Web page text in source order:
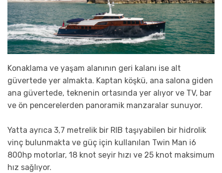
Konaklama ve yaşam alanının geri kalanı ise alt
güvertede yer almakta. Kaptan köşkü, ana salona giden
ana güvertede, teknenin ortasında yer alıyor ve TV, bar
ve ön pencerelerden panoramik manzaralar sunuyor.
Yatta ayrıca 3,7 metrelik bir RIB taşıyabilen bir hidrolik
vinç bulunmakta ve güç için kullanılan Twin Man i6
800hp motorlar, 18 knot seyir hızı ve 25 knot maksimum
hız sağlıyor.